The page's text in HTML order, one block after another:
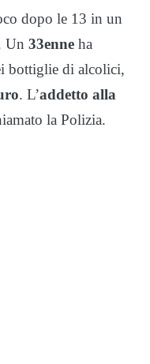
dopo le 13 in un
Un 33enne ha
bottiglie di alcolici,
. L’addetto alla
la Polizia.